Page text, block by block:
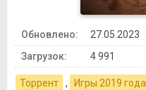
Обновлено:
27.05.2023
Загрузок:
4 991
Торрент , Игры 2019 года